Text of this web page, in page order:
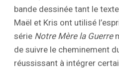
bande dessinée tant le
Maël et Kris ont utilisé
série Notre Mère la Guerre
de suivre le cheminement
réussissant à intégrer